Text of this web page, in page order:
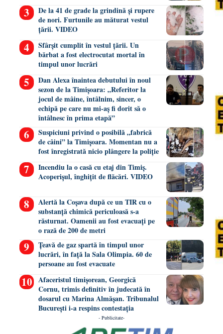
De la 41 de grade la grindină și rupere
de nori. Furtunile au măturat vestul
țării. VIDEO
Sfârșit cumplit în vestul țării. Un
bărbat a fost electrocutat mortal în
timpul unor lucrări
Dan Alexa înaintea debutului în noul
sezon de la Timișoara: „Referitor la
jocul de mâine, întâlnim, sincer, o
echipă pe care nu mi-aș fi dorit să o
întâlnesc în prima etapă”
Suspiciuni privind o posibilă „fabrică
de câini” la Timișoara. Momentan nu a
fost înregistrată nicio plângere la poliție
Incendiu la o casă cu etaj din Timiș.
Acoperișul, înghițit de flăcări. VIDEO
Alertă la Coșava după ce un TIR cu o
substanță chimică periculoasă s-a
răsturnat. Oamenii au fost evacuați pe
o rază de 200 de metri
Țeavă de gaz spartă în timpul unor
lucrări, în față la Sala Olimpia. 60 de
persoane au fost evacuate
Afaceristul timișorean, Georgică
Cornu, trimis definitiv în judecată în
dosarul cu Marina Almășan. Tribunalul
București i-a respins contestația
- Publicitate-